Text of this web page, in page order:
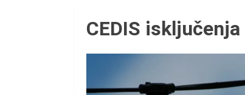
CEDIS isključenja